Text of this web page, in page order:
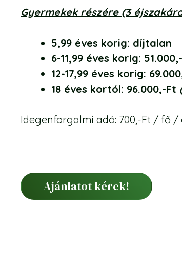
Gyermekek részére (3
5,99 éves korig: díjtalan
6-11,99 éves korig:
12-17,99 éves korig:
18 éves kortól: 96.000,-Ft
Idegenforgalmi adó: 700,-Ft / fő /
Ajánlatot kérek!